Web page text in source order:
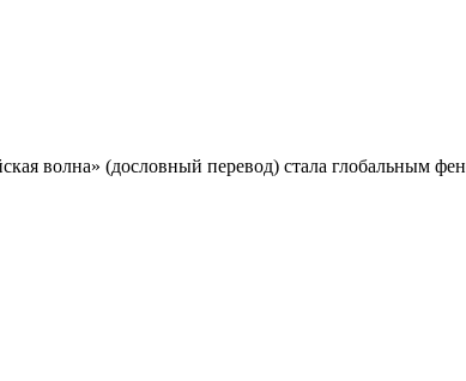
волна» (дословный перевод) стала глобальным